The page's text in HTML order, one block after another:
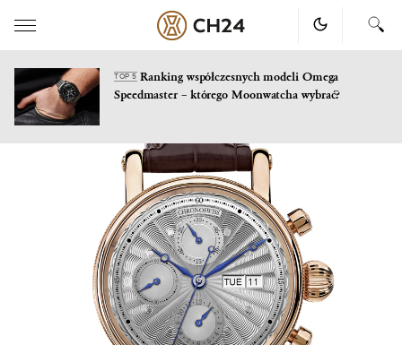
TOP 5Ranking współczesnych modeli Omega
Speedmaster – którego Moonwatcha wybrać?